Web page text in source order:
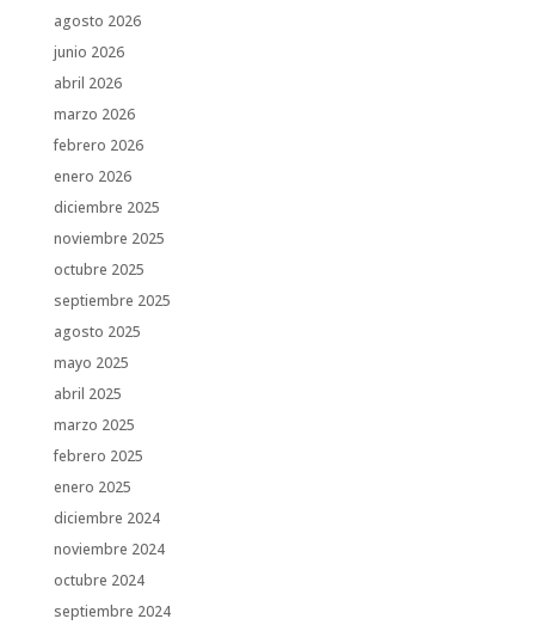
agosto 2026
junio 2026
abril 2026
marzo 2026
febrero 2026
enero 2026
diciembre 2025
noviembre 2025
octubre 2025
septiembre 2025
agosto 2025
mayo 2025
abril 2025
marzo 2025
febrero 2025
enero 2025
diciembre 2024
noviembre 2024
octubre 2024
septiembre 2024